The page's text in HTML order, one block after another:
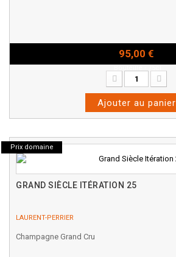
95,00 €
Ajouter au panier
Prix domaine
GRAND SIÈCLE ITÉRATION 25
LAURENT-PERRIER
Champagne Grand Cru